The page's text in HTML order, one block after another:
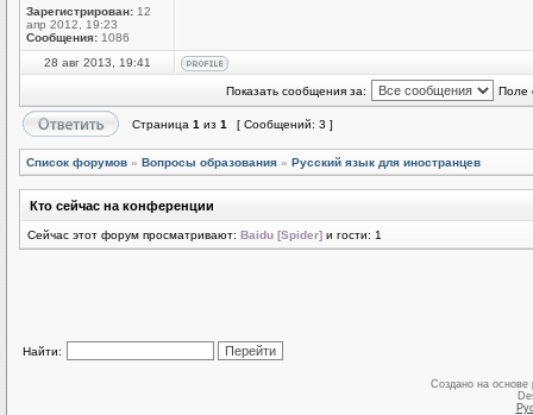
Зарегистрирован: 12
апр 2012, 19:23
Сообщения: 1086
28 авг 2013, 19:41
Показать сообщения за: Поле
Страница 1 из 1 [ Сообщений: 3 ]
Список форумов » Вопросы образования » Русский язык для иностранцев
Кто сейчас на конференции
Сейчас этот форум просматривают: Baidu [Spider] и гости: 1
Найти:
Создано на основе